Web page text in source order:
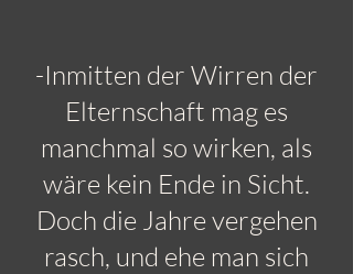
-Inmitten der Wirren der
Elternschaft mag es
manchmal so wirken, als
wäre kein Ende in Sicht.
Doch die Jahre vergehen
rasch, und ehe man sich